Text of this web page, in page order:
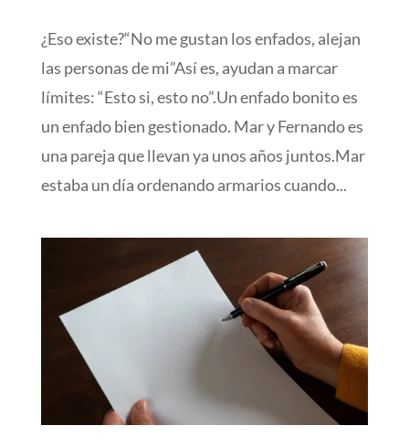
¿Eso existe?“No me gustan los enfados, alejan
las personas de mi”Así es, ayudan a marcar
límites: “Esto si, esto no”.Un enfado bonito es
un enfado bien gestionado. Mar y Fernando es
una pareja que llevan ya unos años juntos.Mar
estaba un día ordenando armarios cuando...